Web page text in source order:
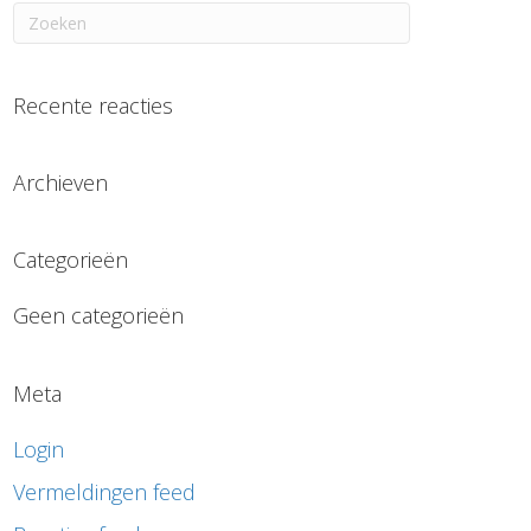
Recente reacties
Archieven
Categorieën
Geen categorieën
Meta
Login
Vermeldingen feed